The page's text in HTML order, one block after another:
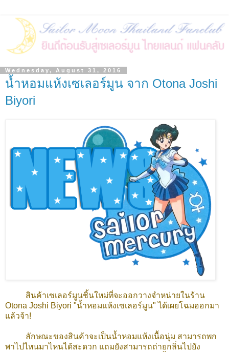
Wednesday, August 31, 2016
น้ำหอมแห้งเซเลอร์มูน จาก Otona Joshi
Biyori
สินค้าเซเลอร์มูนชิ้นใหม่ที่จะออกวางจำหน่ายในร้าน
Otona Joshi Biyori "น้ำหอมแห้งเซเลอร์มูน" ได้เผยโฉมออกมา
แล้วจ้า!
ลักษณะของสินค้าจะเป็นน้ำหอมแห้งเนื้อนุ่ม สามารถพก
พาไปไหนมาไหนได้สะดวก แถมยังสามารถถ่ายกลิ่นไปยัง